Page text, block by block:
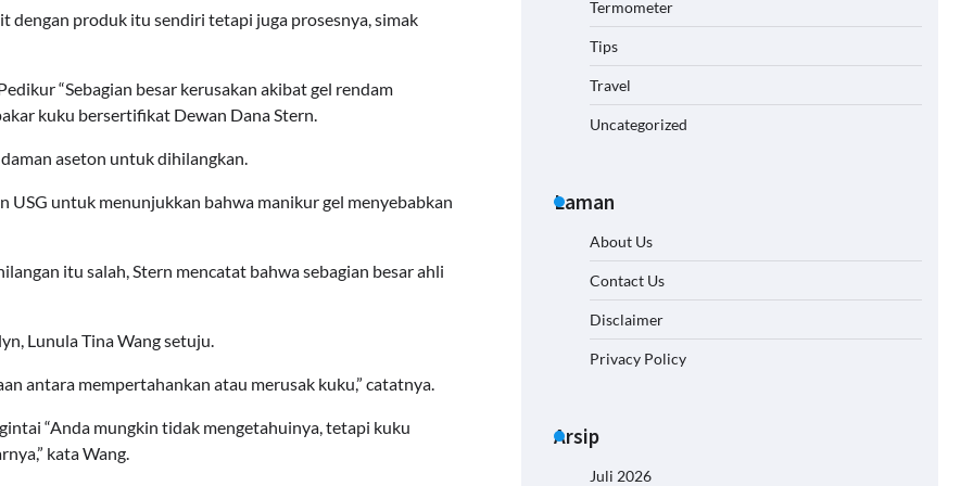
dengan produk itu sendiri tetapi juga prosesnya, simak
“Sebagian besar kerusakan akibat gel rendam
kuku bersertifikat Dewan Dana Stern.
aseton untuk dihilangkan.
USG untuk menunjukkan bahwa manikur gel menyebabkan
itu salah, Stern mencatat bahwa sebagian besar ahli
Lunula Tina Wang setuju.
antara mempertahankan atau merusak kuku,” catatnya.
“Anda mungkin tidak mengetahuinya, tetapi kuku
kata Wang.
Termometer
Tips
Travel
Uncategorized
Laman
About Us
Contact Us
Disclaimer
Privacy Policy
Arsip
Juli 2026